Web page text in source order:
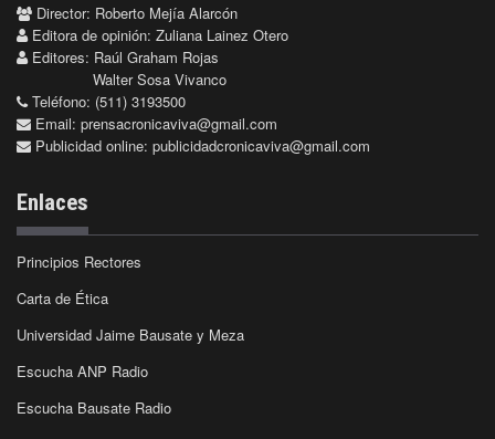
Director: Roberto Mejía Alarcón
Editora de opinión: Zuliana Lainez Otero
Editores: Raúl Graham Rojas
Walter Sosa Vivanco
Teléfono: (511) 3193500
Email: prensacronicaviva@gmail.com
Publicidad online: publicidadcronicaviva@gmail.com
Enlaces
Principios Rectores
Carta de Ética
Universidad Jaime Bausate y Meza
Escucha ANP Radio
Escucha Bausate Radio